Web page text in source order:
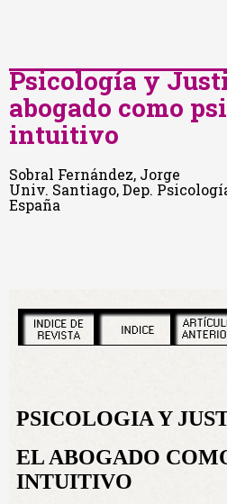
t
i
n
Psicología y
abogado como
intuitivo
Sobral Fernández, Jorge
Univ. Santiago, Dep.
España